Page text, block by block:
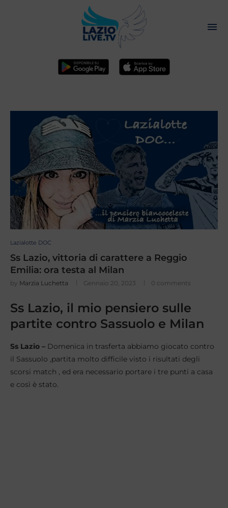
Lazialotte DOC
Ss Lazio, vittoria di carattere a Reggio
Emilia: ora testa al Milan
by Marzia Luchetta Gennaio 20, 2023 0 comments
Ss Lazio, il mio pensiero sulle
partite contro Sassuolo e Milan
Ss Lazio – Domenica in trasferta abbiamo giocato contro
il Sassuolo ,partita molto difficile visto i risultati degli
scorsi match , ed era necessario portare i tre punti a casa
e così è stato.